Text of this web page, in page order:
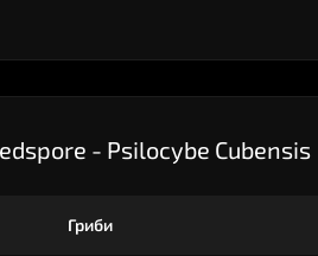
- Psilocybe Cubensis
Гриби